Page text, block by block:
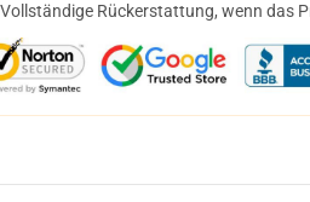
Vollständige Rückerstattung, wenn das